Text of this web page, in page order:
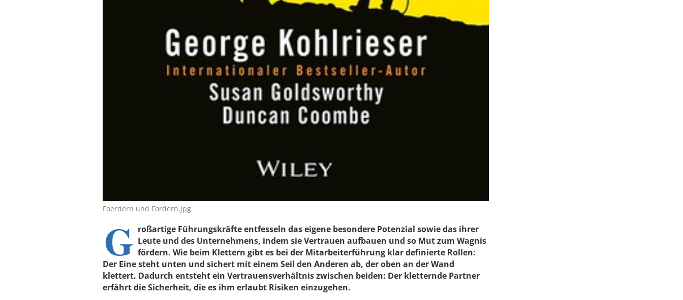
Foerdern und Fordern.jpg
G roßartige Führungskräfte entfesseln das eigene besondere Potenzial sowie das ihrer
Leute und des Unternehmens, indem sie Vertrauen aufbauen und so Mut zum Wagnis
fördern. Wie beim Klettern gibt es bei der Mitarbeiterführung klar definierte Rollen:
Der Eine steht unten und sichert mit einem Seil den Anderen ab, der oben an der Wand
klettert. Dadurch entsteht ein Vertrauensverhältnis zwischen beiden: Der kletternde Partner
erfährt die Sicherheit, die es ihm erlaubt Risiken einzugehen.